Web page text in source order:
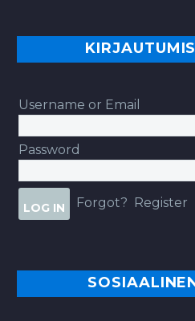
Username or Email
Password
Forgot? Register